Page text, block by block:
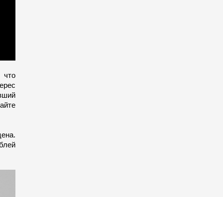
что